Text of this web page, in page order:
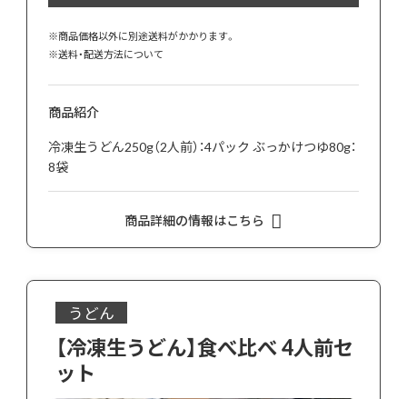
※商品価格以外に別途送料がかかります。
※送料・配送方法について
商品紹介
冷凍生うどん250g（2人前）：4パック ぶっかけつゆ80g：
8袋
商品詳細の情報はこちら
うどん
【冷凍生うどん】食べ比べ 4人前セ
ット